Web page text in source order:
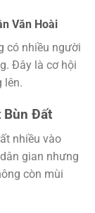
Văn Hoài
có nhiều người
Đây là cơ hội
lên.
Bùn Đất
nhiều vào
gian nhưng
còn mùi